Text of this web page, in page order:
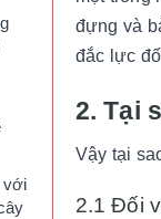
đựng và
đắc lực
2. Tại
Vậy tại
2.1 Đối
với